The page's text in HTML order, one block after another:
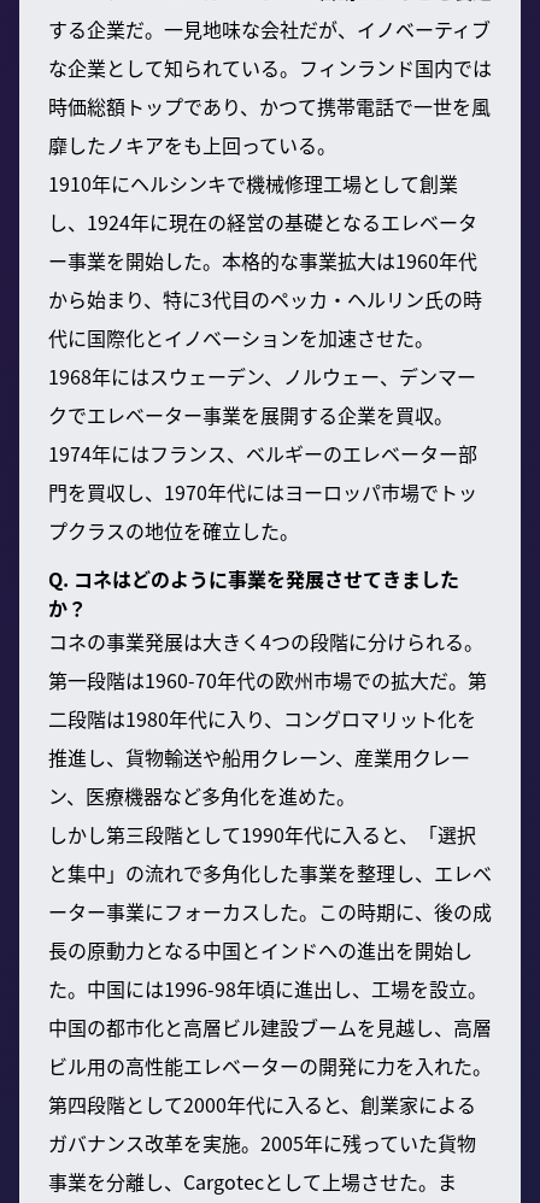
する企業だ。一見地味な会社だが、イノベーティブ
な企業として知られている。フィンランド国内では
時価総額トップであり、かつて携帯電話で一世を風
靡したノキアをも上回っている。
1910年にヘルシンキで機械修理工場として創業
し、1924年に現在の経営の基礎となるエレベータ
ー事業を開始した。本格的な事業拡大は1960年代
から始まり、特に3代目のペッカ・ヘルリン氏の時
代に国際化とイノベーションを加速させた。
1968年にはスウェーデン、ノルウェー、デンマー
クでエレベーター事業を展開する企業を買収。
1974年にはフランス、ベルギーのエレベーター部
門を買収し、1970年代にはヨーロッパ市場でトッ
プクラスの地位を確立した。
Q. コネはどのように事業を発展させてきました
か？
コネの事業発展は大きく4つの段階に分けられる。
第一段階は1960-70年代の欧州市場での拡大だ。第
二段階は1980年代に入り、コングロマリット化を
推進し、貨物輸送や船用クレーン、産業用クレー
ン、医療機器など多角化を進めた。
しかし第三段階として1990年代に入ると、「選択
と集中」の流れで多角化した事業を整理し、エレベ
ーター事業にフォーカスした。この時期に、後の成
長の原動力となる中国とインドへの進出を開始し
た。中国には1996-98年頃に進出し、工場を設立。
中国の都市化と高層ビル建設ブームを見越し、高層
ビル用の高性能エレベーターの開発に力を入れた。
第四段階として2000年代に入ると、創業家による
ガバナンス改革を実施。2005年に残っていた貨物
事業を分離し、Cargotecとして上場させた。ま